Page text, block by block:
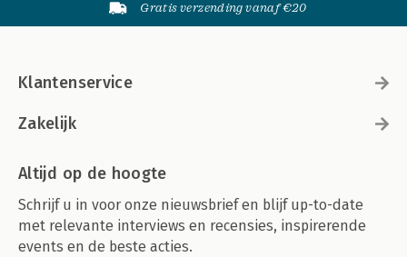
Gratis verzending vanaf €20
Klantenservice
Zakelijk
Altijd op de hoogte
Schrijf u in voor onze nieuwsbrief en blijf up-to-date
met relevante interviews en recensies, inspirerende
events en de beste acties.